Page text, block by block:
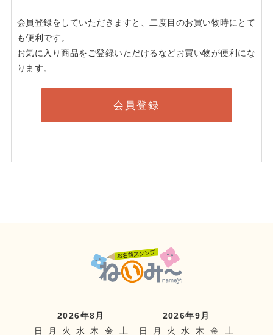
会員登録をしていただきますと、二度目のお買い物時にとて
も便利です。
お気に入り商品をご登録いただけるなどお買い物が便利にな
ります。
会員登録
2026年8月
日
月 火 水 木 金 土
2026年9月
日
月 火 水 木 金 土